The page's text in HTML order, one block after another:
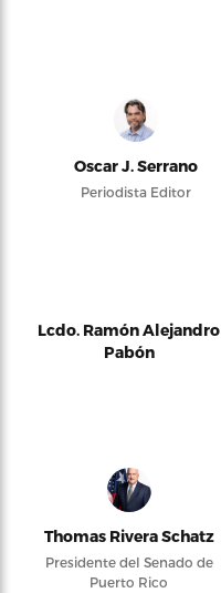
Oscar J. Serrano
Periodista Editor
Lcdo. Ramón Alejandro
Pabón
Thomas Rivera Schatz
Presidente del Senado de
Puerto Rico